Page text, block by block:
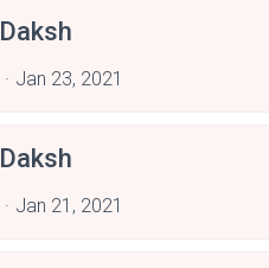
Daksh
Jan 23, 2021
Daksh
Jan 21, 2021